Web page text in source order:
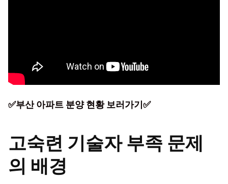
✅부산 아파트 분양 현황 보러가기✅
고숙련 기술자 부족 문제
의 배경